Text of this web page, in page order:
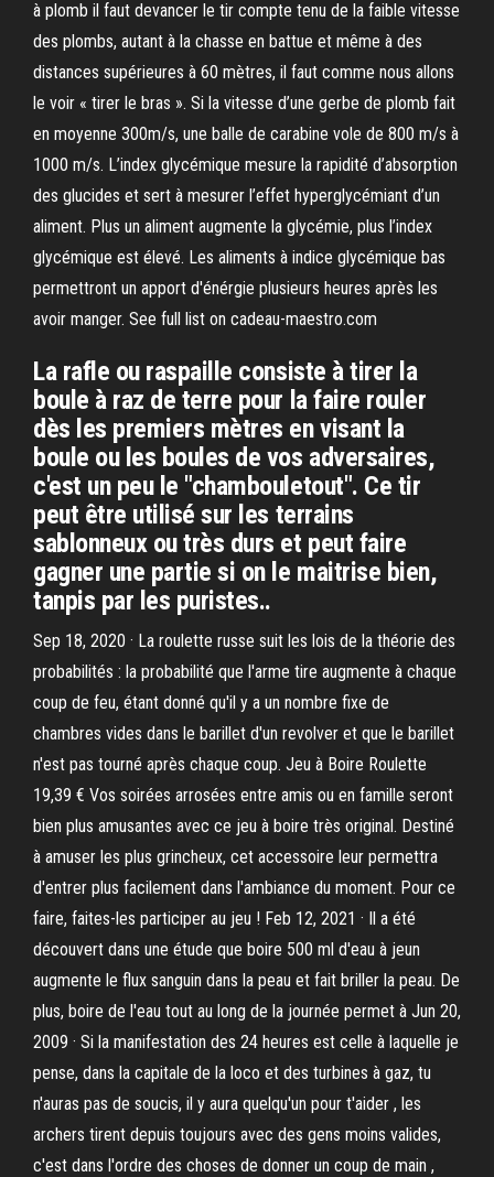
à plomb il faut devancer le tir compte tenu de la faible vitesse
des plombs, autant à la chasse en battue et même à des
distances supérieures à 60 mètres, il faut comme nous allons
le voir « tirer le bras ». Si la vitesse d’une gerbe de plomb fait
en moyenne 300m/s, une balle de carabine vole de 800 m/s à
1000 m/s. L’index glycémique mesure la rapidité d’absorption
des glucides et sert à mesurer l’effet hyperglycémiant d’un
aliment. Plus un aliment augmente la glycémie, plus l’index
glycémique est élevé. Les aliments à indice glycémique bas
permettront un apport d'énérgie plusieurs heures après les
avoir manger. See full list on cadeau-maestro.com
La rafle ou raspaille consiste à tirer la
boule à raz de terre pour la faire rouler
dès les premiers mètres en visant la
boule ou les boules de vos adversaires,
c'est un peu le "chambouletout". Ce tir
peut être utilisé sur les terrains
sablonneux ou très durs et peut faire
gagner une partie si on le maitrise bien,
tanpis par les puristes..
Sep 18, 2020 · La roulette russe suit les lois de la théorie des
probabilités : la probabilité que l'arme tire augmente à chaque
coup de feu, étant donné qu'il y a un nombre fixe de
chambres vides dans le barillet d'un revolver et que le barillet
n'est pas tourné après chaque coup. Jeu à Boire Roulette
19,39 € Vos soirées arrosées entre amis ou en famille seront
bien plus amusantes avec ce jeu à boire très original. Destiné
à amuser les plus grincheux, cet accessoire leur permettra
d'entrer plus facilement dans l'ambiance du moment. Pour ce
faire, faites-les participer au jeu ! Feb 12, 2021 · Il a été
découvert dans une étude que boire 500 ml d'eau à jeun
augmente le flux sanguin dans la peau et fait briller la peau. De
plus, boire de l'eau tout au long de la journée permet à Jun 20,
2009 · Si la manifestation des 24 heures est celle à laquelle je
pense, dans la capitale de la loco et des turbines à gaz, tu
n'auras pas de soucis, il y aura quelqu'un pour t'aider , les
archers tirent depuis toujours avec des gens moins valides,
c'est dans l'ordre des choses de donner un coup de main ,